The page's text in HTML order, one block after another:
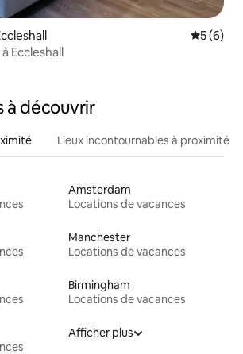
5 (6)
Eccleshall
à découvrir
Lieux incontournables à proximité
Amsterdam
Locations de vacances
Manchester
Locations de vacances
Birmingham
Locations de vacances
Afficher plus